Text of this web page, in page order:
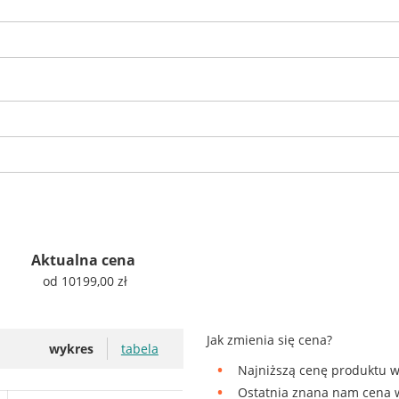
Aktualna cena
od 10199,00 zł
wykres tabela
Jak zmienia się cena?
Najniższą cenę produktu
Ostatnia znana nam cena